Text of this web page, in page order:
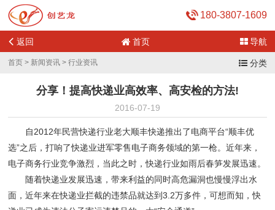
180-3807-1609
返回 首页 导航
分类
首页 > 新闻资讯 >行业资讯
分享！提高快递业高效率、高安检的方法!
2016-07-19
自2012年民营快递行业老大顺丰快递推出了电商平台“顺丰优
选”之后，打响了快递业进军零售电子商务领域的第一枪。近年来，
电子商务行业竞争激烈，当此之时，快递行业如雨后春笋发展迅速。
随着快递业发展迅速，带来利益的同时高危漏洞也慢慢浮出水
面，近年来在快递业拦截的违禁品就达到3.2万多件，可想而知，快